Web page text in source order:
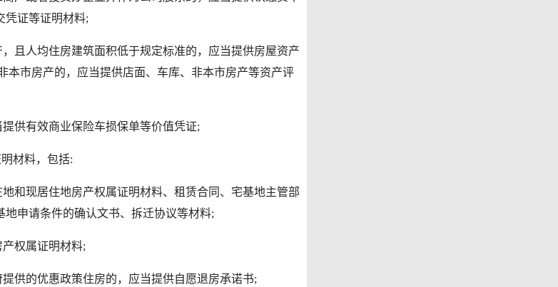
凭证等证明材料;
人均住房建筑面积低于规定标准的，应当提供房屋资产
本市房产的，应当提供店面、车库、非本市房产等资产评
有效商业保险车损保单等价值凭证;
材料，包括:
现居住地房产权属证明材料、租赁合同、宅基地主管部
地申请条件的确认文书、拆迁协议等材料;
权属证明材料;
的优惠政策住房的，应当提供自愿退房承诺书;